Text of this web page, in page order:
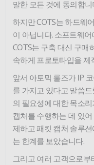
말한 모든 것에 동의합니
하지만 COTS는 하드웨
이 아닙니다. 소프트웨
COTS는 구축 대신 구매
속하게 프로토타입을 제
앞서 아토믹 룰즈가 IP
를 가지고 있다고 말씀
의 필요성에 대한 목소
캡처를 수행하는 데 있
제하고 패킷 캡처 솔루
는 한계를 보았습니다.
그리고 여러 고객으로부